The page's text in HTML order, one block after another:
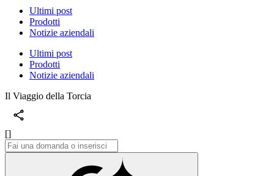
Ultimi post
Prodotti
Notizie aziendali
Ultimi post
Prodotti
Notizie aziendali
Il Viaggio della Torcia
[]